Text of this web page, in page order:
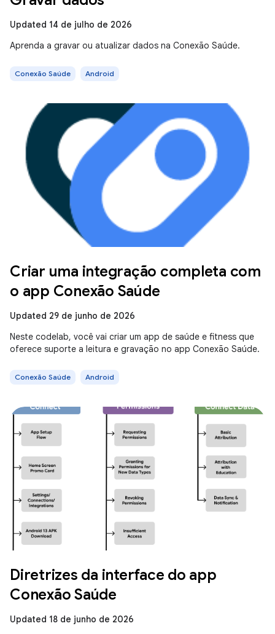
Updated 14 de julho de 2026
Aprenda a gravar ou atualizar dados na Conexão Saúde.
Conexão Saúde Android
Criar uma integração completa com
o app Conexão Saúde
Updated 29 de junho de 2026
Neste codelab, você vai criar um app de saúde e fitness que
oferece suporte a leitura e gravação no app Conexão Saúde.
Conexão Saúde Android
Diretrizes da interface do app
Conexão Saúde
Updated 18 de junho de 2026